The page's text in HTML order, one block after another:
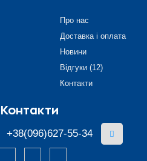
Про нас
Доставка і оплата
Новини
Відгуки (12)
Контакти
Контакти
+38(096)627-55-34